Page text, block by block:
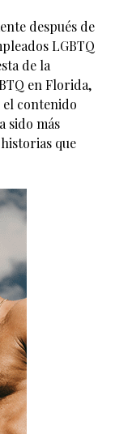
después de
LGBTQ
de la
en Florida,
contenido
sido más
que